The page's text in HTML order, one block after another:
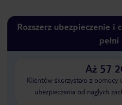
Rozszerz ubezpieczenie i
pełni
Aż 57
Klientów skorzystało z
ubezpieczenia od nagłych